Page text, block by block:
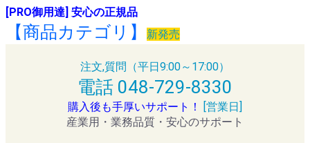
[PRO御用達] 安心の正規品
【商品カテゴリ】 新発売
注文,質問（平日9:00～17:00）
電話 048-729-8330
購入後も手厚いサポート！
[営業日]
産業用・業務品質・安心のサポート